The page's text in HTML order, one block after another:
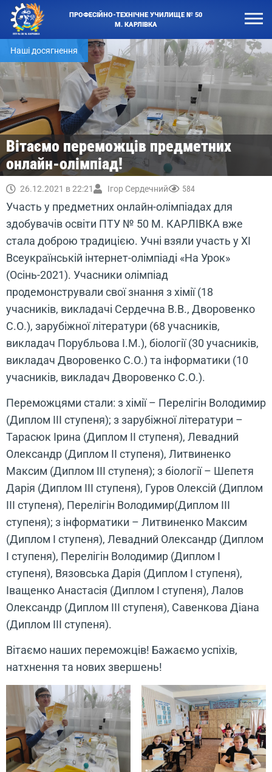
ПРОФЕСІЙНО-ТЕХНІЧНЕ УЧИЛИЩЕ № 50
М. КАРЛІВКА
Наші досягнення
Вітаємо переможців предметних
онлайн-олімпіад!
26.12.2021 в 22:21 Ігор Сердечний 584
Участь у предметних онлайн-олімпіадах для
здобувачів освіти ПТУ № 50 М. КАРЛІВКА вже
стала доброю традицією. Учні взяли участь у XI
Всеукраїнській інтернет-олімпіаді «На Урок»
(Осінь-2021). Учасники олімпіад
продемонстрували свої знання з хімії (18
учасників, викладачі Сердечна В.В., Дворовенко
С.О.), зарубіжної літератури (68 учасників,
викладач Порубльова І.М.), біології (30 учасників,
викладач Дворовенко С.О.) та інформатики (10
учасників, викладач Дворовенко С.О.).
Переможцями стали: з хімії – Перелігін Володимир
(Диплом ІІІ ступеня); з зарубіжної літератури –
Тарасюк Ірина (Диплом ІІ ступеня), Левадний
Олександр (Диплом ІІ ступеня), Литвиненко
Максим (Диплом ІІІ ступеня); з біології – Шепетя
Дарія (Диплом ІІІ ступеня), Гуров Олексій (Диплом
ІІІ ступеня), Перелігін Володимир(Диплом ІІІ
ступеня); з інформатики – Литвиненко Максим
(Диплом І ступеня), Левадний Олександр (Диплом
І ступеня), Перелігін Володимир (Диплом І
ступеня), Вязовська Дарія (Диплом І ступеня),
Іващенко Анастасія (Диплом І ступеня), Лалов
Олександр (Диплом ІІІ ступеня), Савенкова Діана
(Диплом ІІІ ступеня).
Вітаємо наших переможців! Бажаємо успіхів,
натхнення та нових звершень!